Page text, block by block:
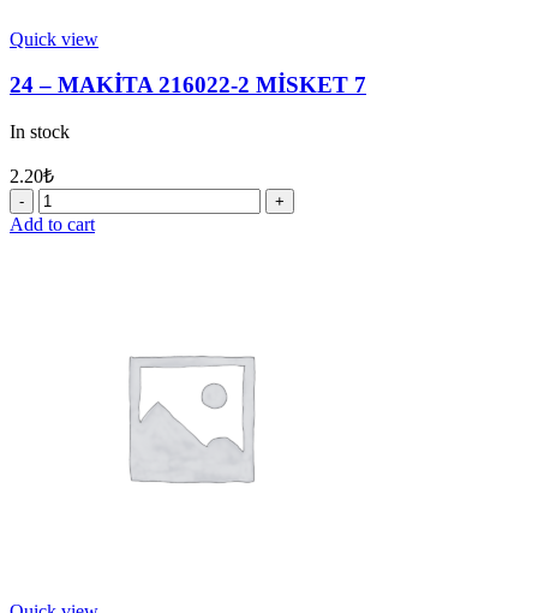
Quick view
24 – MAKİTA 216022-2 MİSKET 7
In stock
2.20₺
24
-
Add to cart